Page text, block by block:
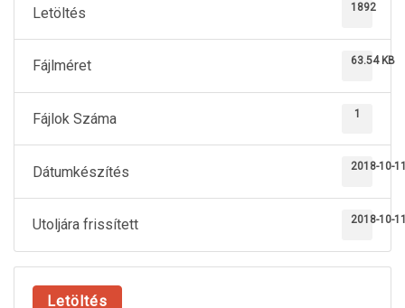
Letöltés 1892
Fájlméret 63.54 KB
Fájlok Száma 1
Dátumkészítés 2018-10-
Utoljára frissített 2018-10-
Letöltés